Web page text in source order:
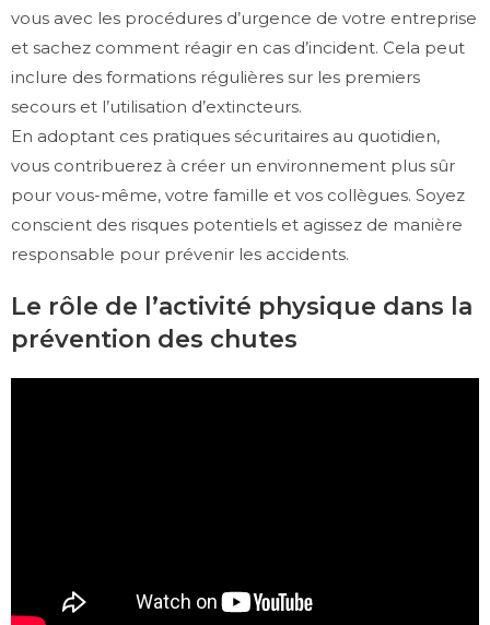
vous avec les procédures d’urgence de votre entreprise
et sachez comment réagir en cas d’incident. Cela peut
inclure des formations régulières sur les premiers
secours et l’utilisation d’extincteurs.
En adoptant ces pratiques sécuritaires au quotidien,
vous contribuerez à créer un environnement plus sûr
pour vous-même, votre famille et vos collègues. Soyez
conscient des risques potentiels et agissez de manière
responsable pour prévenir les accidents.
Le rôle de l’activité physique dans la
prévention des chutes